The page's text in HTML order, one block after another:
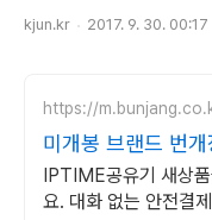
kjun.kr 2017. 9. 30. 00:17
https://
미개봉 브랜드 번
랜드 중고거래
IPTIME공유기 새상
요. 대화 없는 안전결